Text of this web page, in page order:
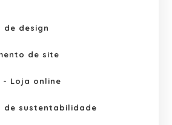
de design
de site
- Loja online
de sustentabilidade